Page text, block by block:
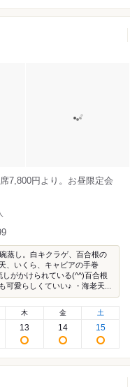
7,800円より。お昼限定会
蒸し。白キクラゲ、百合根の
、いくら、キャビアの手巻
がかけられている(^^)百合根
可愛らしくていい♪ ・海老天...
木
13
金
14
土
15